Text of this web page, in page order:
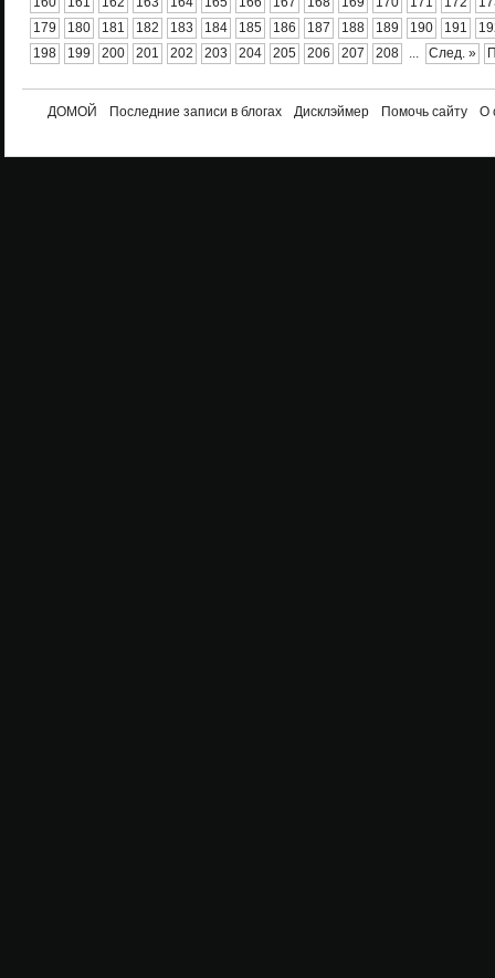
179
180 181 182 183 184 185 186 187 188 189 190 191
198
199 200 201 202 203 204 205 206 207 208 ... След. »
ДОМОЙ Последние записи в блогах Дисклэймер Помочь сайту О